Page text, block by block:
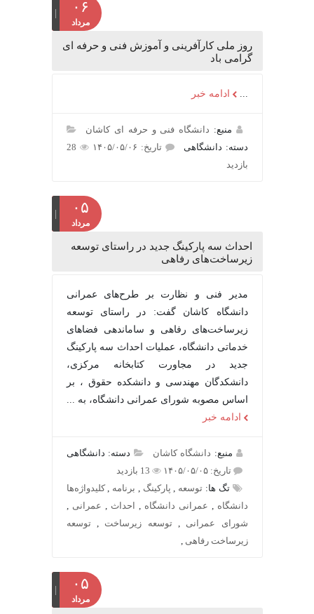
۰۶
مرداد
روز ملی کارآفرینی و آموزش فنی و حرفه ای
گرامی باد
ادامه خبر
منبع:دانشگاه فنی و حرفه ای کاشان
دسته: دانشگاهی
تاریخ: ۱۴۰۵/۰۵/۰۶
28
۰۵
مرداد
احداث سه پارکینگ جدید در راستای توسعه
زیرساخت‌های رفاهی
مدیر فنی و نظارت بر طرح‌های عمرانی
دانشگاه کاشان گفت: در راستای توسعه
زیرساخت‌های رفاهی و ساماندهی فضاهای
خدماتی دانشگاه، عملیات احداث سه پارکینگ
جدید در مجاورت کتابخانه مرکزی،
دانشکدگان مهندسی و دانشکده حقوق ، بر
اساس مصوبه شورای عمرانی دانشگاه، به ...
ادامه خبر
منبع:دانشگاه کاشان
دسته: دانشگاهی
تاریخ: ۱۴۰۵/۰۵/۰۵
13 بازدید
تگ ها: توسعه,پارکینگ , برنامه ,کلیدواژه‌ها
دانشگاه,عمرانی دانشگاه,احداث ,عمرانی,
شورای عمرانی, توسعه زیرساخت,توسعه
زیرساخت رفاهی,
۰۵
مرداد